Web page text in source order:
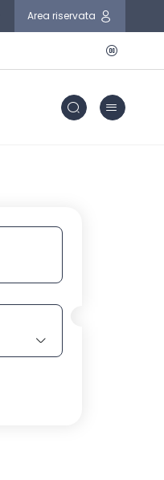
Area riservata